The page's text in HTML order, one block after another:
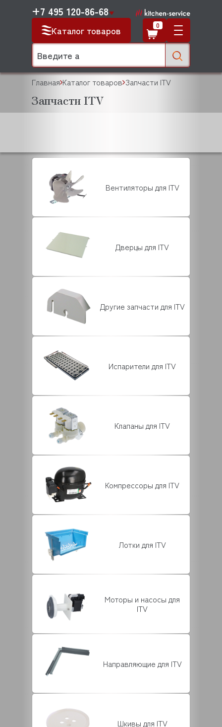
Каталог товаров
+7 495 120-86-68
0
Главная Каталог товаров Запчасти ITV
Запчасти ITV
Вентиляторы для ITV
Дверцы для ITV
Другие запчасти для ITV
Испарители для ITV
Клапаны для ITV
Компрессоры для ITV
Лотки для ITV
Моторы и насосы для
ITV
Направляющие для ITV
Шкивы для ITV